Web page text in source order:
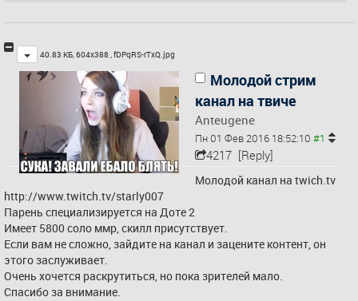
Toggle
40.83 КБ, 604x388 , fDPqRS-rTxQ.jpg
Молодой стрим
канал на твиче
Anteugene
Пн 01 Фев 2016 18:52:10
4217 [Reply]
http://www.twitch.tv/starly007
Парень специализируется на Доте 2
Имеет 5800 соло ммр, скилл присутствует.
Если вам не сложно, зайдите на канал и зацените контент, он
этого заслуживает.
Очень хочется раскрутиться, но пока зрителей мало.
Спасибо за внимание.